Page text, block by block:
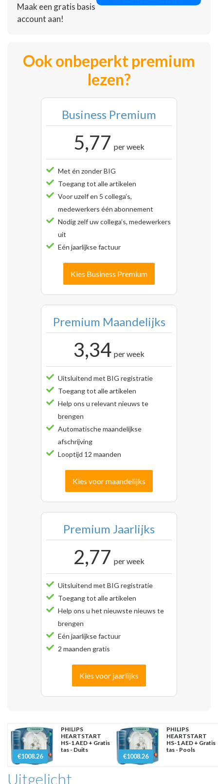
Maak een gratis basis
account aan!
Ook onbeperkt premium
lezen?
Business Premium
5,77 per week
Met én zonder BIG
Toegang tot alle artikelen
Voor uzelf en 5 collega’s,
medewerkers één abonnement
Nodig zelf uw collega’s, medewerkers
uit
Eén jaarlijkse factuur
Kies Business Premium
Premium Maandelijks
3,34 per week
Uitsluitend met BIG registratie
Toegang tot alle artikelen
Help ons u relevant nieuws te
brengen
Automatische maandelijkse
afschrijving
Looptijd 12 maanden
Kies voor maandelijks
Premium Jaarlijks
2,77 per week
Uitsluitend met BIG registratie
Toegang tot alle artikelen
Help ons u het nieuwste nieuws te
brengen
Eén jaarlijkse factuur
2 maanden gratis
Kies voor jaarlijks
€1008.26
PHILIPS
HEARTSTART
HS-1 AED + Gratis
tas - Duits
€1008.26
PHILIPS
HEARTSTART
HS-1 AED + Gratis
tas - Pools
Uitgelicht